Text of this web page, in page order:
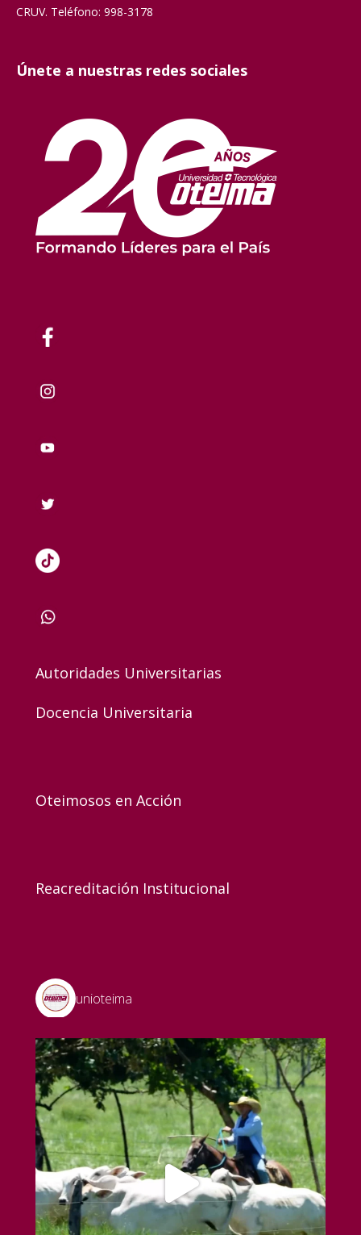
CRUV. Teléfono: 998-3178
Únete a nuestras redes sociales
Autoridades Universitarias
Docencia Universitaria
Oteimosos en Acción
Reacreditación Institucional
unioteima